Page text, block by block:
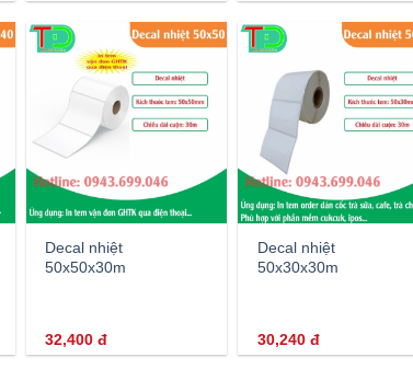
Decal nhiệt
50x50x30m
32,400đ
Decal nhiệt
50x30x30m
30,240 đ